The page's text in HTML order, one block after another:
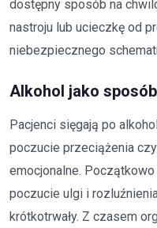
dostępny sposób na
nastroju lub ucieczkę od
niebezpiecznego
Alkohol jako
Pacjenci sięgają po
poczucie przeciążenia
emocjonalne.
poczucie ulgi i
krótkotrwały. Z czasem